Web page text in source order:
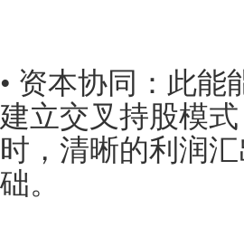
• 资本协同：此
建立交叉持股模
时，清晰的利润
础。